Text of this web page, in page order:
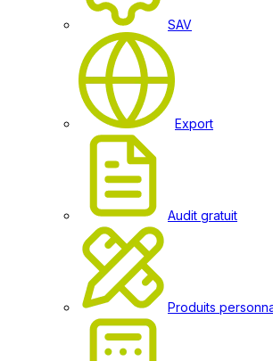
SAV
Export
Audit gratuit
Produits